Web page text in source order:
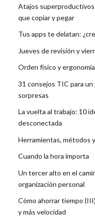
Atajos
que copiar y pegar
Tus apps te delatan:
Jueves de revisión y
Orden físico y
31 consejos TIC para un
sorpresas
La vuelta al trabajo: 10
desconectada
Herramientas, métodos
Cuando la hora importa
Un tercer alto en el
organización personal
Cómo ahorrar tiempo
y más velocidad